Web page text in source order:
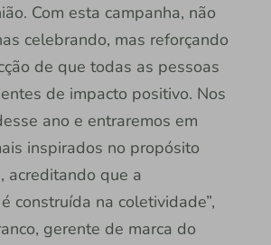
Com esta campanha, não
celebrando, mas reforçando
de que todas as pessoas
de impacto positivo. Nos
ano e entraremos em
inspirados no propósito
acreditando que a
construída na coletividade”,
gerente de marca do